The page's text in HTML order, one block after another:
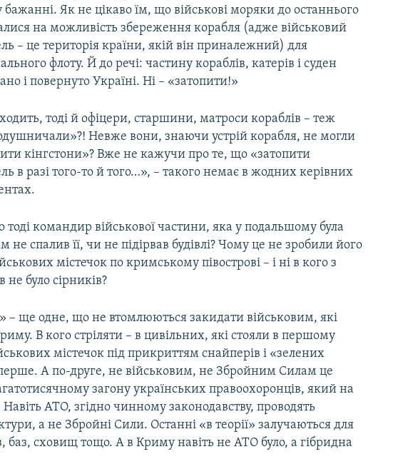
бажанні. Як не цікаво їм, що військові моряки до останнього
на можливість збереження корабля (адже військовий
– це територія країни, якій він приналежний) для
флоту. Й до речі: частину кораблів, катерів і суден
і повернуто Україні. Ні – «затопити!»
тоді й офіцери, старшини, матроси кораблів – теж
Невже вони, знаючи устрій корабля, не могли
кінгстони»? Вже не кажучи про те, що «затопити
в разі того-то й того…», – такого немає в жодних керівних
тоді командир військової частини, яка у подальшому була
не спалив її, чи не підірвав будівлі? Чому це не зробили його
містечок по кримському півострові – і ні в кого з
не було сірників?
– ще одне, що не втомлюються закидати військовим, які
В кого стріляти – в цивільних, які стояли в першому
містечок під прикриттям снайперів і «зелених
А по-друге, не військовим, не Збройним Силам це
загону українських правоохоронців, який на
АТО, згідно чинному законодавству, проводять
а не Збройні Сили. Останні «в теорії» залучаються для
баз, сховищ тощо. А в Криму навіть не АТО було, а гібридна